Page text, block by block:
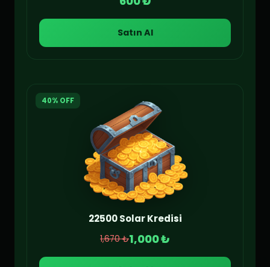
Satın Al
40% OFF
22500 Solar Kredisi
1,670 ₺1,000 ₺